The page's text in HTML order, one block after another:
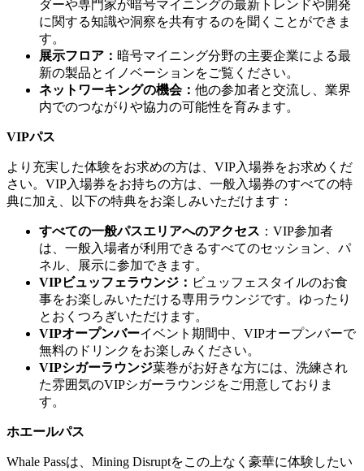
ダーや専門家が暗号マイニングの最新トレンドや開発
に関する知識や洞察を共有するのを聞くことができま
す。
展示フロア： 暗号マイニング分野の主要企業による最
新の製品とイノベーションをご覧ください。
ネットワーキングの機会： 他の参加者と交流し、業界
内でのつながりや協力の可能性を育みます。
VIPパス
より充実した体験をお求めの方は、VIP入場券をお求めくだ
さい。VIP入場券をお持ちの方は、一般入場券のすべての特
典に加え、以下の特典をお楽しみいただけます：
すべての一般パスエリアへのアクセス ：VIP参加者
は、一般入場者が利用できるすべてのセッション、パ
ネル、展示に参加できます。
VIPビュッフェラウンジ： ビュッフェスタイルのお食
事をお楽しみいただける専用ラウンジです。ゆったり
とおくつろぎいただけます。
VIPオープンバーイベント期間中、VIPオープンバーで
無料のドリンクをお楽しみください。
VIPシガーラウンジ葉巻がお好きな方には、洗練され
た雰囲気のVIPシガーラウンジをご用意しておりま
す。
ホエールパス
Whale Passは、Mining Disruptをこの上なく豪華に体験したい